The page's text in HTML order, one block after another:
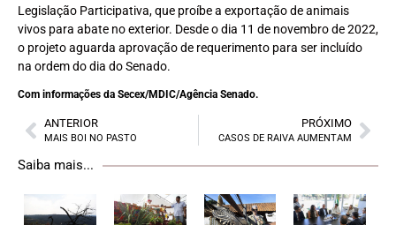
Legislação Participativa, que proíbe a exportação de animais
vivos para abate no exterior. Desde o dia 11 de novembro de 2022,
o projeto aguarda aprovação de requerimento para ser incluído
na ordem do dia do Senado.
Com informações da Secex/MDIC/Agência Senado.
ANTERIOR
MAIS BOI NO PASTO
PRÓXIMO
CASOS DE RAIVA AUMENTAM
Saiba mais...